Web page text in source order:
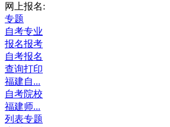
网上报名:
专题
自考专业
报名报考
自考报名
查询打印
福建自...
自考院校
福建师...
列表专题